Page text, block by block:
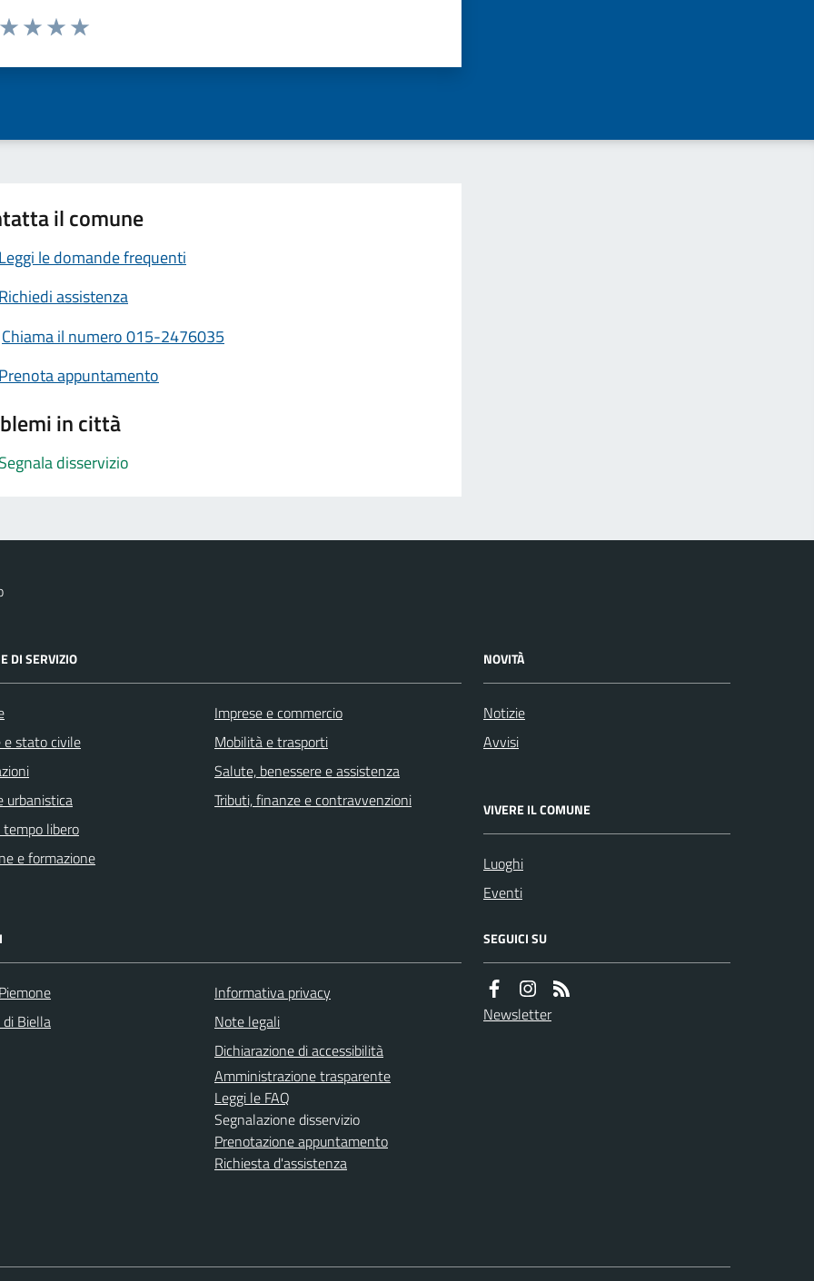
da 1 a 5 stelle la pagina
il comune
Leggi le domande frequenti
Richiedi assistenza
Chiama il numero 015-2476035
Prenota appuntamento
in città
Segnala disservizio
DI SERVIZIO
e stato civile
urbanistica
libero
e formazione
Imprese e commercio
Mobilità e trasporti
Salute, benessere e assistenza
Tributi, finanze e contravvenzioni
NOVITÀ
Notizie
Avvisi
VIVERE IL COMUNE
Luoghi
Eventi
Biella
Informativa privacy
Note legali
Dichiarazione di accessibilità
Amministrazione trasparente
Leggi le FAQ
Segnalazione disservizio
Prenotazione appuntamento
Richiesta d'assistenza
SEGUICI SU
Newsletter